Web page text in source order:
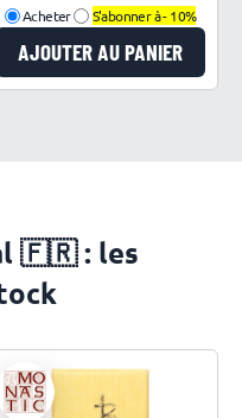
Acheter S'abonner à -10%
AJOUTER AU PANIER
🇫🇷 : les